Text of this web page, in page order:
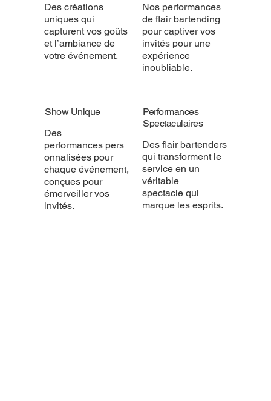
Des créations
uniques qui
capturent vos goûts
et l’ambiance de
votre événement.
Nos performances
de flair bartending
pour captiver vos
invités pour une
expérience
inoubliable.
Show Unique
Des
performances pers
onnalisées pour
chaque événement,
conçues pour
émerveiller vos
invités.
Performances
Spectaculaires
Des flair bartenders
qui transforment le
service en un
véritable
spectacle qui
marque les esprits.